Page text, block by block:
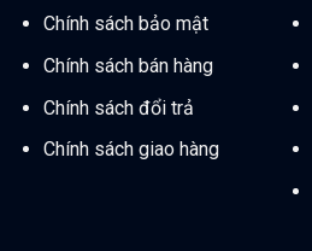
Chính sách bảo mật
Chính sách bán hàng
Chính sách đổi trả
Chính sách giao hàng